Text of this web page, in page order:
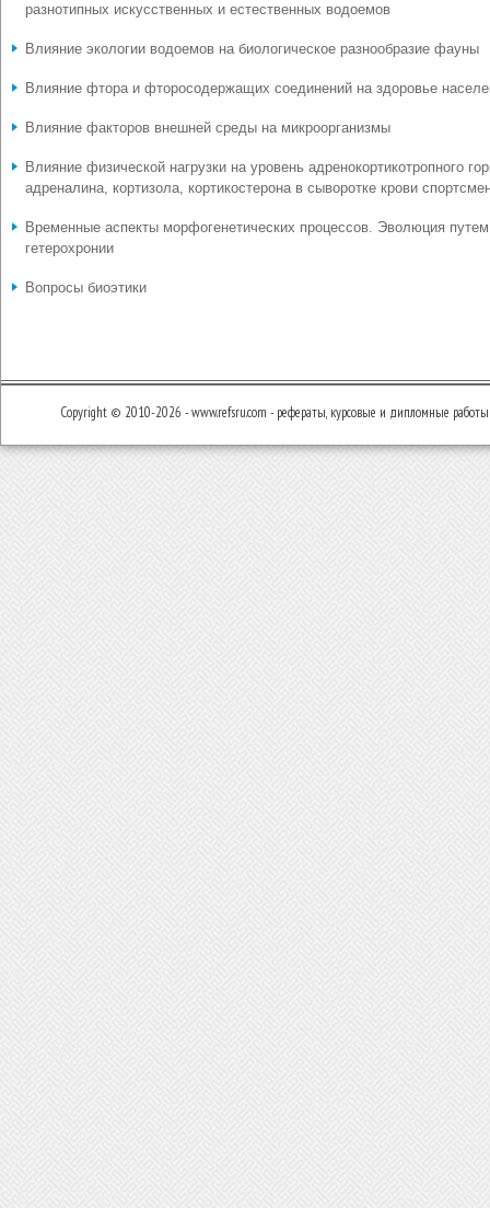
разнотипных искусственных и естественных водоемов
Влияние экологии водоемов на биологическое разнообразие фауны
Влияние фтора и фторосодержащих соединений на здоровье
Влияние факторов внешней среды на микроорганизмы
Влияние физической нагрузки на уровень адренокортикотропного
адреналина, кортизола, кортикостерона в сыворотке крови
Временные аспекты морфогенетических процессов. Эволюция путем
гетерохронии
Вопросы биоэтики
Copyright © 2010-2026 - www.refsru.com - рефераты, курсовые и дипломные работы